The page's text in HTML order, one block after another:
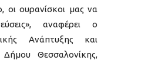
οι ουρανίσκοι μας να
αναφέρει ο
Ανάπτυξης και
Θεσσαλονίκης,